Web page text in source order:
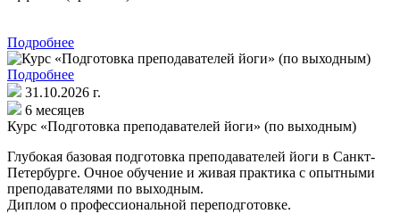
Подробнее
Подробнее
31.10.2026 г.
6 месяцев
Курс «Подготовка преподавателей йоги» (по выходным)
Глубокая базовая подготовка преподавателей йоги в Санкт-
Петербурге. Очное обучение и живая практика с опытными
преподавателями по выходным.
Диплом о профессиональной переподготовке.